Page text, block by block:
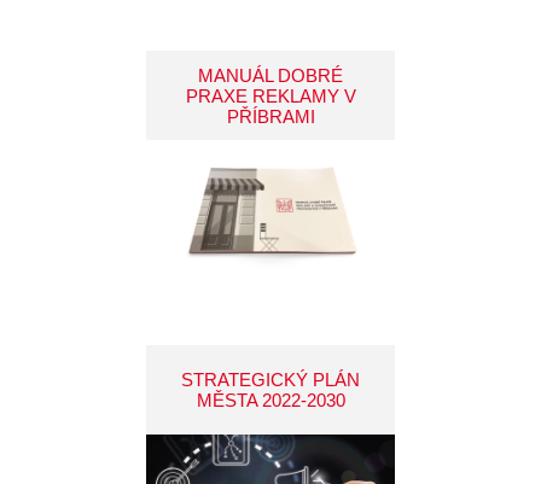
MANUÁL DOBRÉ
PRAXE REKLAMY V
PŘÍBRAMI
STRATEGICKÝ PLÁN
MĚSTA 2022-2030